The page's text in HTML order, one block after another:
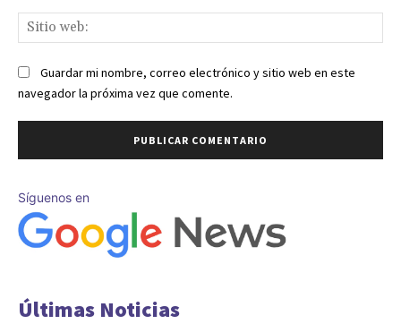
Guardar mi nombre, correo electrónico y sitio web en este
navegador la próxima vez que comente.
Síguenos en
Últimas Noticias